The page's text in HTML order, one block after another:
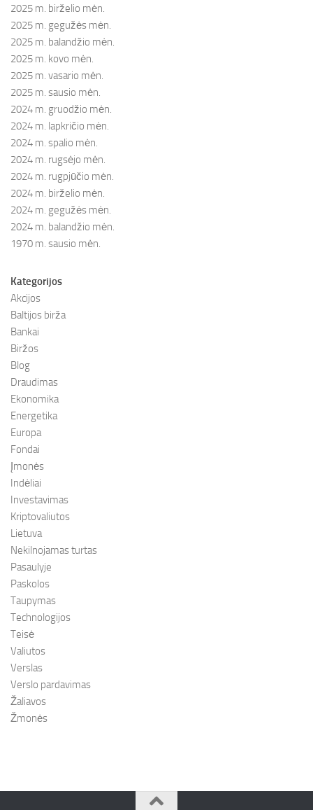
2025 m. birželio mėn.
2025 m. gegužės mėn.
2025 m. balandžio mėn.
2025 m. kovo mėn.
2025 m. vasario mėn.
2025 m. sausio mėn.
2024 m. gruodžio mėn.
2024 m. lapkričio mėn.
2024 m. spalio mėn.
2024 m. rugsėjo mėn.
2024 m. rugpjūčio mėn.
2024 m. birželio mėn.
2024 m. gegužės mėn.
2024 m. balandžio mėn.
1970 m. sausio mėn.
Kategorijos
Akcijos
Baltijos birža
Bankai
Biržos
Blog
Draudimas
Ekonomika
Energetika
Europa
Fondai
Įmonės
Indėliai
Investavimas
Kriptovaliutos
Lietuva
Nekilnojamas turtas
Pasaulyje
Paskolos
Taupymas
Technologijos
Teisė
Valiutos
Verslas
Verslo pardavimas
Žaliavos
Žmonės